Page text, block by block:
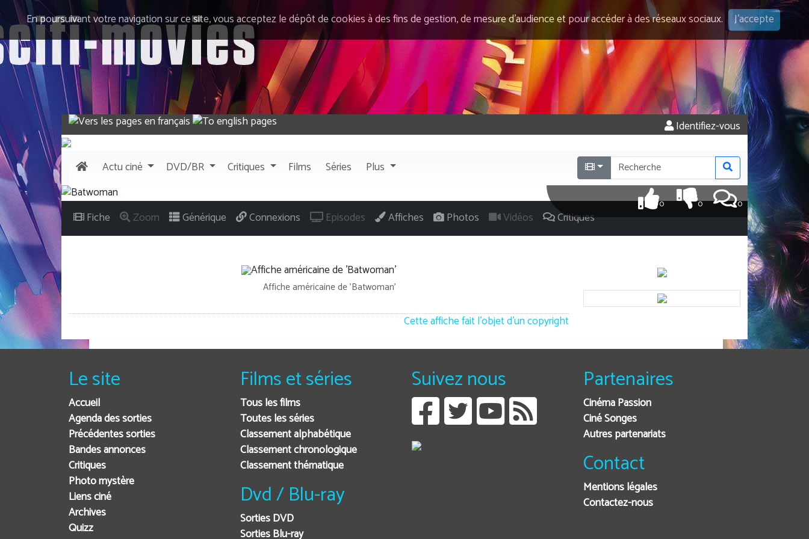
En poursuivant votre navigation sur ce site, vous acceptez le dépôt de cookies à des fins de gestion, de mesure d’audience et pour accéder à des réseaux sociaux. J'accepte
Identifiez-vous
Actuciné DVD/BR Critiques Films Séries Plus
0
0
0
Fiche Zoom Générique Connexions Episodes Affiches Photos Vidéos Critiques
Affiche américaine de 'Batwoman'
Cette affiche fait l'objet d'un copyright
Le site
Accueil
Agenda des sorties
Précédentes sorties
Bandes annonces
Critiques
Photo mystère
Liens ciné
Archives
Quizz
Films et séries
Tous les films
Toutes les séries
Classement alphabétique
Classement chronologique
Classement thématique
Dvd / Blu-ray
Sorties DVD
Sorties Blu-ray
Suivez nous Partenaires
Cinéma Passion
Ciné Songes
Autres partenariats
Contact
Mentions légales
Contactez-nous